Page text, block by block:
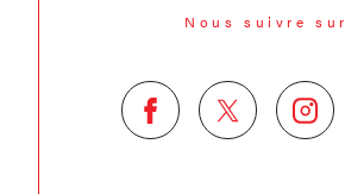
Nous suivre sur